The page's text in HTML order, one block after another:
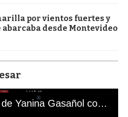
por vientos fuertes y
desde Montevideo
El mal momento de Yanina Gasañol con un hincha argentino en "Subrayado"